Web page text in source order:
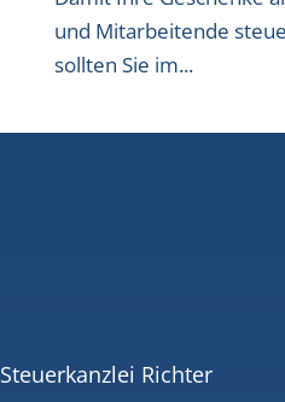
und Mitarbeitende
sollten Sie im...
Steuerkanzlei Richter